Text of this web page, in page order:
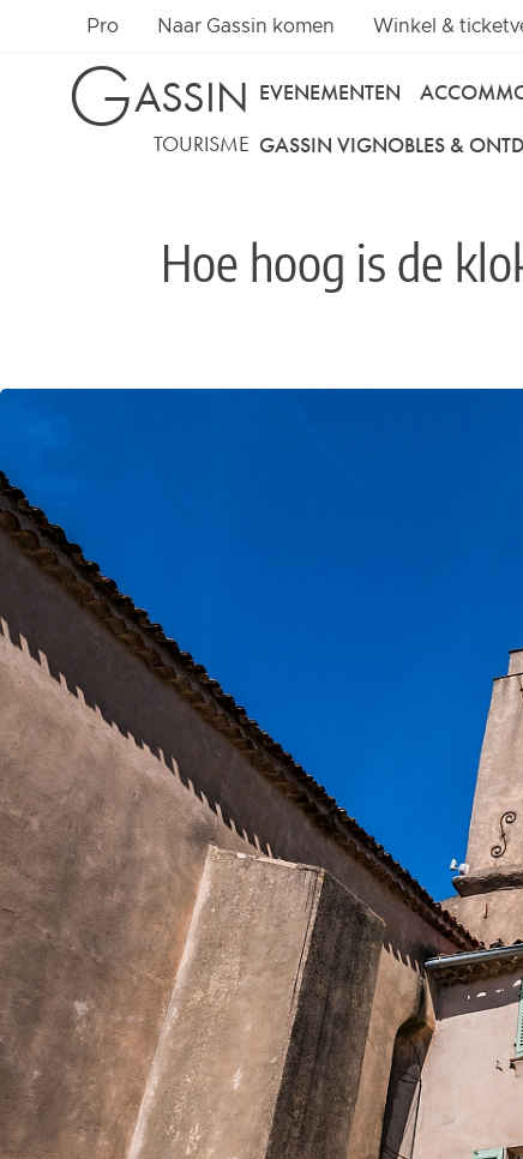
Overslaan naar inhoud
Pro Naar Gassin komen Winkel &
GASSIN
TOURISME
EVENEMENTEN
GASSIN VIGNOBLES &
Hoe hoog is de